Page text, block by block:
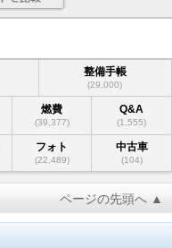
整備手帳
(29,000)
燃費
(39,377)
Q&A
(1,555)
フォト
(22,489)
中古車
(104)
ページの先頭へ ▲